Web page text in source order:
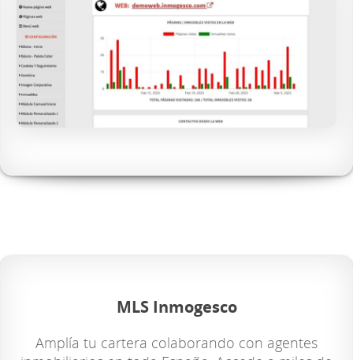
MLS Inmogesco
Amplía tu cartera colaborando con agentes